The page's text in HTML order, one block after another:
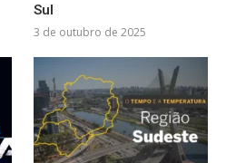
Sul
3 de outubro de 2025